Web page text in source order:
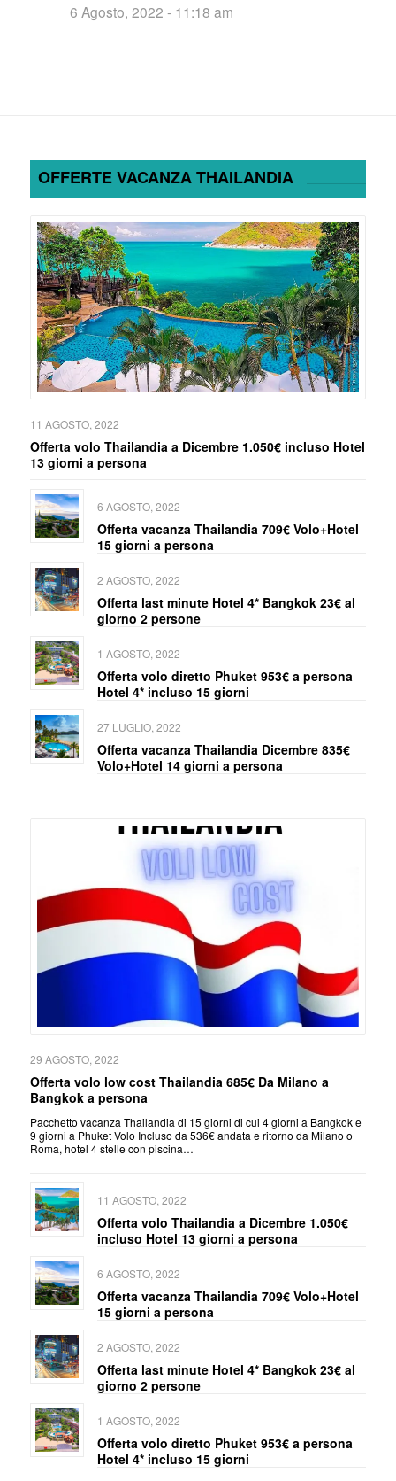
6 Agosto, 2022 - 11:18 am
OFFERTE VACANZA THAILANDIA
11 AGOSTO, 2022
Offerta volo Thailandia a Dicembre 1.050€ incluso Hotel
13 giorni a persona
6 AGOSTO, 2022
Offerta vacanza Thailandia 709€ Volo+Hotel
15 giorni a persona
2 AGOSTO, 2022
Offerta last minute Hotel 4* Bangkok 23€ al
giorno 2 persone
1 AGOSTO, 2022
Offerta volo diretto Phuket 953€ a persona
Hotel 4* incluso 15 giorni
27 LUGLIO, 2022
Offerta vacanza Thailandia Dicembre 835€
Volo+Hotel 14 giorni a persona
29 AGOSTO, 2022
Offerta volo low cost Thailandia 685€ Da Milano a
Bangkok a persona
Pacchetto vacanza Thailandia di 15 giorni di cui 4 giorni a Bangkok e
9 giorni a Phuket Volo Incluso da 536€ andata e ritorno da Milano o
Roma, hotel 4 stelle con piscina…
11 AGOSTO, 2022
Offerta volo Thailandia a Dicembre 1.050€
incluso Hotel 13 giorni a persona
6 AGOSTO, 2022
Offerta vacanza Thailandia 709€ Volo+Hotel
15 giorni a persona
2 AGOSTO, 2022
Offerta last minute Hotel 4* Bangkok 23€ al
giorno 2 persone
1 AGOSTO, 2022
Offerta volo diretto Phuket 953€ a persona
Hotel 4* incluso 15 giorni